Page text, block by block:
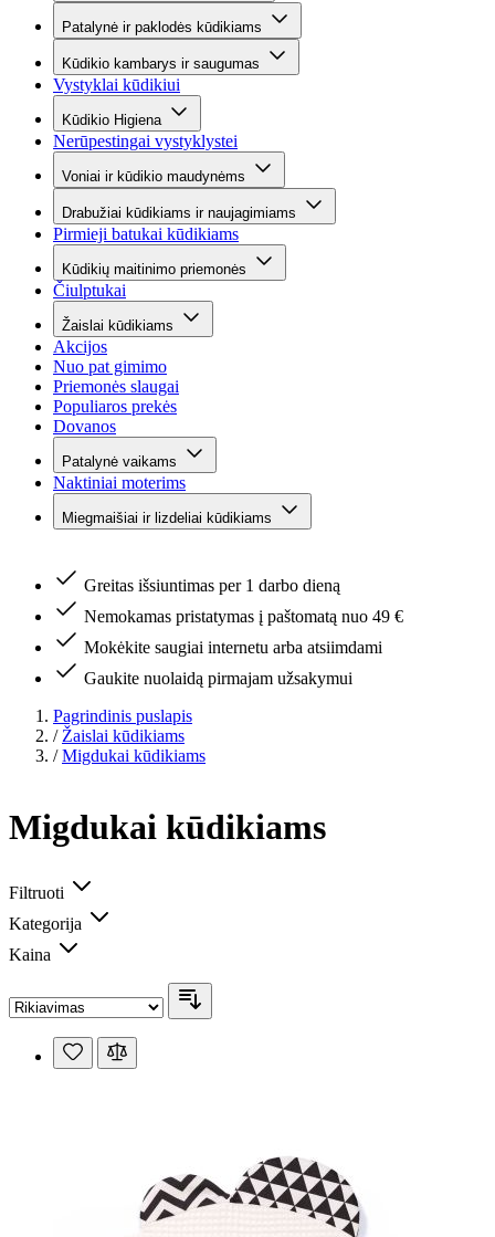
Patalynė ir paklodės kūdikiams
Kūdikio kambarys ir saugumas
Vystyklai kūdikiui
Kūdikio Higiena
Nerūpestingai vystyklystei
Voniai ir kūdikio maudynėms
Drabužiai kūdikiams ir naujagimiams
Pirmieji batukai kūdikiams
Kūdikių maitinimo priemonės
Čiulptukai
Žaislai kūdikiams
Akcijos
Nuo pat gimimo
Priemonės slaugai
Populiaros prekės
Dovanos
Patalynė vaikams
Naktiniai moterims
Miegmaišiai ir lizdeliai kūdikiams
Greitas išsiuntimas per 1 darbo dieną
Nemokamas pristatymas į paštomatą nuo 49 €
Mokėkite saugiai internetu arba atsiimdami
Gaukite nuolaidą pirmajam užsakymui
Pagrindinis puslapis
/ Žaislai kūdikiams
/ Migdukai kūdikiams
Migdukai kūdikiams
Filtruoti
Kategorija
Kaina